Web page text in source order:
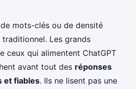
mots-clés ou de densité
traditionnel. Les grands
ceux qui alimentent ChatGPT
avant tout des réponses
et fiables. Ils ne lisent pas une